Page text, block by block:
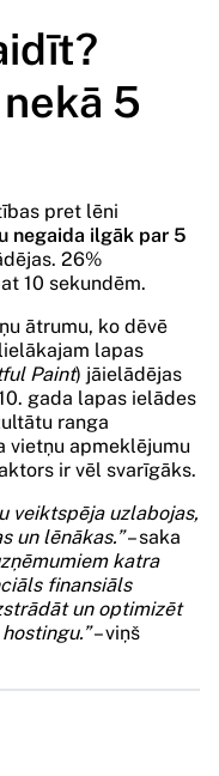
5
pret lēni
negaida ilgāk par 5
26%
10 sekundēm.
ātrumu, ko dēvē
lapas
Paint) jāielādējas
gada lapas ielādes
ranga
vietņu apmeklējumu
ir vēl svarīgāks.
veiktspēja uzlabojas,
un lēnākas.”– saka
katra
finansiāls
un optimizēt
– viņš